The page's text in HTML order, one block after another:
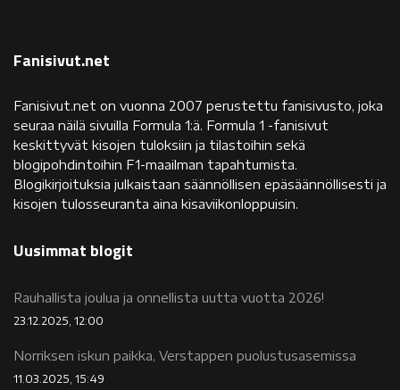
Fanisivut.net
Fanisivut.net on vuonna 2007 perustettu fanisivusto, joka
seuraa näilä sivuilla Formula 1:ä. Formula 1 -fanisivut
keskittyvät kisojen tuloksiin ja tilastoihin sekä
blogipohdintoihin F1-maailman tapahtumista.
Blogikirjoituksia julkaistaan säännöllisen epäsäännöllisesti ja
kisojen tulosseuranta aina kisaviikonloppuisin.
Uusimmat blogit
Rauhallista joulua ja onnellista uutta vuotta 2026!
23.12.2025, 12:00
Norriksen iskun paikka, Verstappen puolustusasemissa
11.03.2025, 15:49